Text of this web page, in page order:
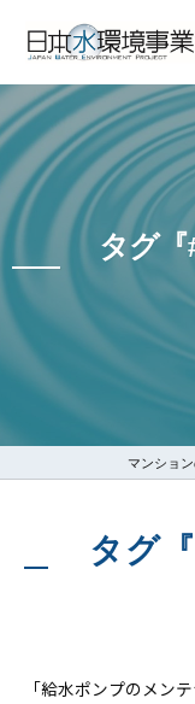
タグ
マンショ
タグ
「給水ポンプのメン